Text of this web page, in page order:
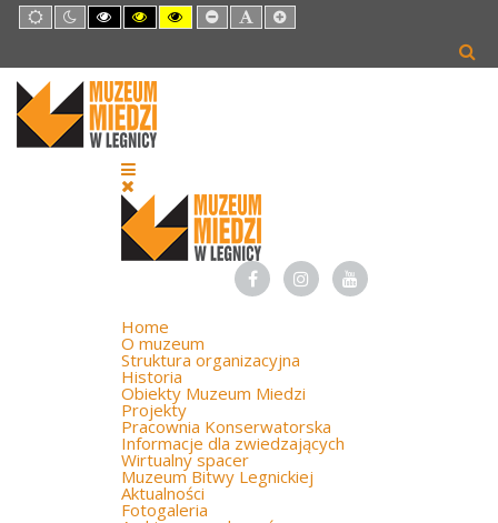
Default
mode
Night
mode
High
Contrast
mode
High
Contrast
mode
High
Contrast
mode
Set
Smaller
Set
Default
Set
Larger
Home
O muzeum
Struktura organizacyjna
Historia
Obiekty Muzeum Miedzi
Projekty
Pracownia Konserwatorska
Informacje dla zwiedzających
Wirtualny spacer
Muzeum Bitwy Legnickiej
Aktualności
Fotogaleria